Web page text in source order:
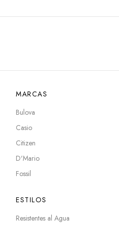
MARCAS
Bulova
Casio
Citizen
D'Mario
Fossil
ESTILOS
Resistentes al Agua